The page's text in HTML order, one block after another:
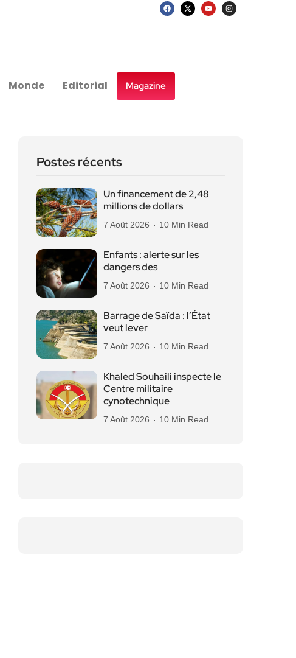
Monde Editorial Magazine
Postes récents
Un financement de 2,48
millions de dollars
7 Août 2026 10 Min Read
Enfants : alerte sur les
dangers des
7 Août 2026 10 Min Read
Barrage de Saïda : l’État
veut lever
7 Août 2026 10 Min Read
Khaled Souhaili inspecte le
Centre militaire
cynotechnique
7 Août 2026 10 Min Read